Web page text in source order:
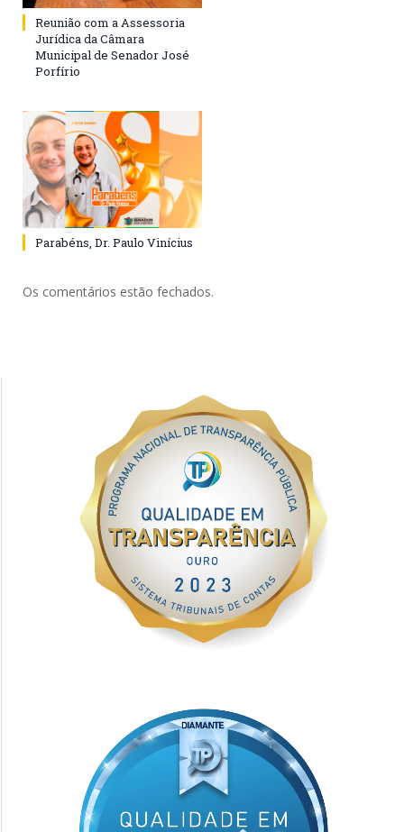
Reunião com a Assessoria
Jurídica da Câmara
Municipal de Senador José
Porfírio
Parabéns, Dr. Paulo Vinícius
Os comentários estão fechados.